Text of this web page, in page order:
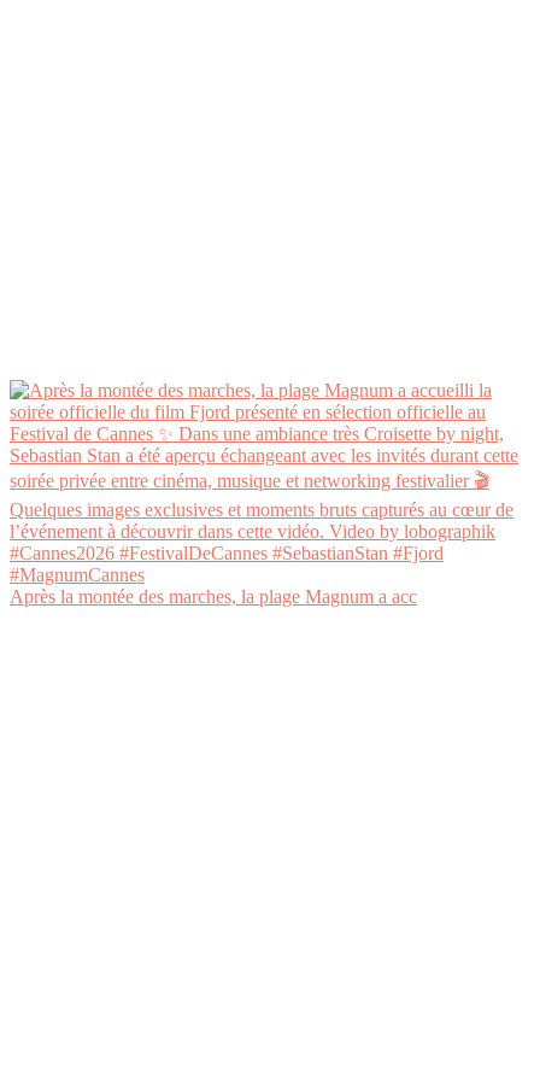
Après la montée des marches, la plage Magnum a acc